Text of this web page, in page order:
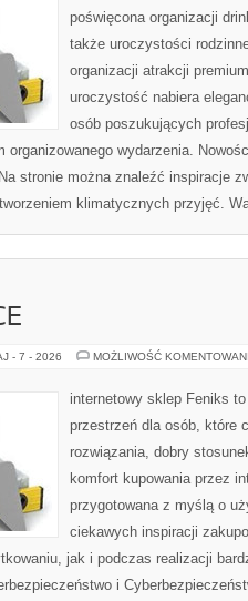
poświęcona organizacji
także uroczystości
organizacji atrakcji
uroczystość nabiera
osób poszukujących
organizowanego wydarzenia.
stronie można znaleźć inspiracje
klimatycznych przyjęć.
- 7 - 2026 MOŻLIWOŚĆ
internetowy sklep Feniks
przestrzeń dla osób, które
rozwiązania, dobry
komfort kupowania przez
przygotowana z myślą o
ciekawych inspiracji
jak i podczas realizacji
i